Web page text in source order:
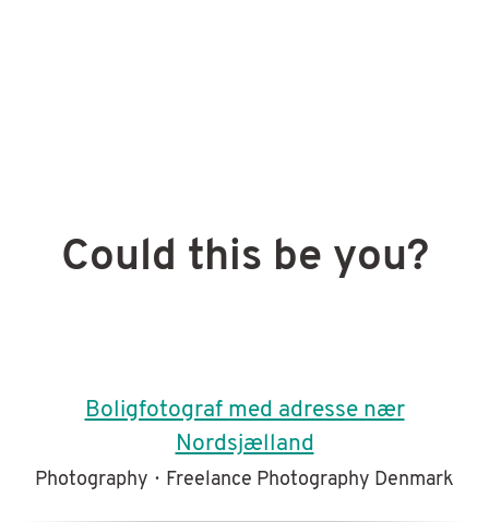
Could this be you?
Boligfotograf med adresse nær
Nordsjælland
Photography · Freelance Photography Denmark